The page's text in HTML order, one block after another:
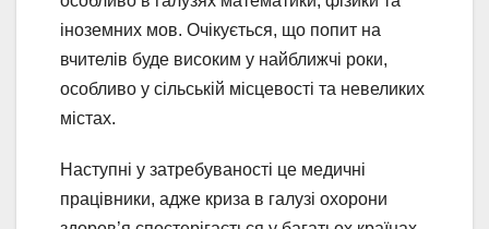
іноземних мов. Очікується, що попит на
вчителів буде високим у найближчі роки,
особливо у сільській місцевості та невеликих
містах.
Наступні у затребуваності це медичні
працівники, адже криза в галузі охорони